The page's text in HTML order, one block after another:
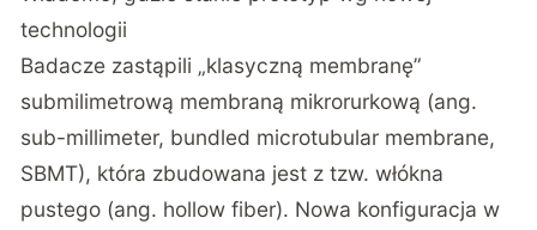
technologii
Badacze zastąpili „klasyczną membranę”
submilimetrową membraną mikrorurkową (ang.
sub-millimeter, bundled microtubular membrane,
SBMT), która zbudowana jest z tzw. włókna
pustego (ang. hollow fiber). Nowa konfiguracja w